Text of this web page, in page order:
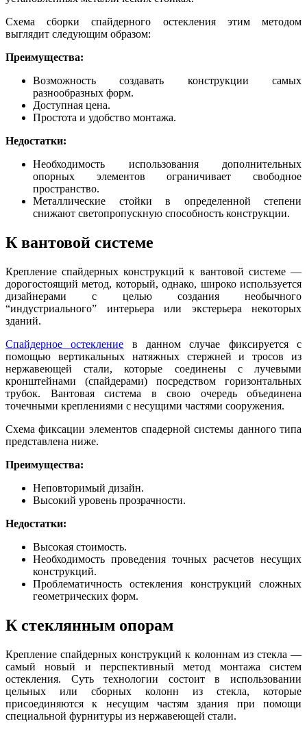
Схема сборки спайдерного остекления этим методом
выглядит следующим образом:
Преимущества:
Возможность создавать конструкции самых
разнообразных форм.
Доступная цена.
Простота и удобство монтажа.
Недостатки:
Необходимость использования дополнительных
опорных элементов ограничивает свободное
пространство.
Металлические стойки в определенной степени
снижают светопропускную способность конструкции.
К вантовой системе
Крепление спайдерных конструкций к вантовой системе —
дорогостоящий метод, который, однако, широко используется
дизайнерами с целью создания необычного
“индустриального” интерьера или экстерьера некоторых
зданий.
Спайдерное остекление в данном случае фиксируется с
помощью вертикальных натяжных стержней и тросов из
нержавеющей стали, которые соединены с лучевыми
кронштейнами (спайдерами) посредством горизонтальных
трубок. Вантовая система в свою очередь объединена
точечными креплениями с несущими частями сооружения.
Схема фиксации элементов спадерной системы данного типа
представлена ниже.
Преимущества:
Неповторимый дизайн.
Высокий уровень прозрачности.
Недостатки:
Высокая стоимость.
Необходимость проведения точных расчетов несущих
конструкций.
Проблематичность остекления конструкций сложных
геометрических форм.
К стеклянным опорам
Крепление спайдерных конструкций к колоннам из стекла —
самый новый и перспективный метод монтажа систем
остекления. Суть технологии состоит в использовании
цельных или сборных колонн из стекла, которые
присоединяются к несущим частям здания при помощи
специальной фурнитуры из нержавеющей стали.